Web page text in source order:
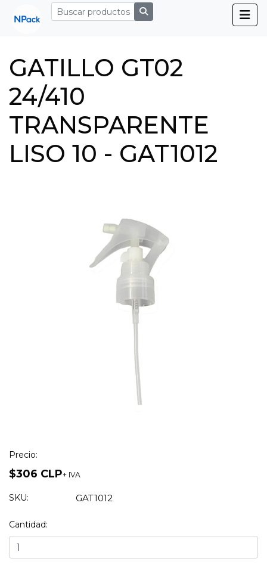
GATILLO GT02
24/410
TRANSPARENTE
LISO 10 - GAT1012
Precio:
$306 CLP+ IVA
SKU: GAT1012
Cantidad: